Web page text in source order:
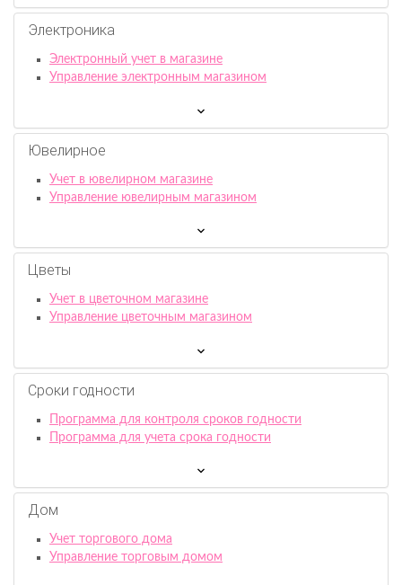
Электроника
Электронный учет в магазине
Управление электронным магазином
Ювелирное
Учет в ювелирном магазине
Управление ювелирным магазином
Цветы
Учет в цветочном магазине
Управление цветочным магазином
Сроки годности
Программа для контроля сроков годности
Программа для учета срока годности
Дом
Учет торгового дома
Управление торговым домом